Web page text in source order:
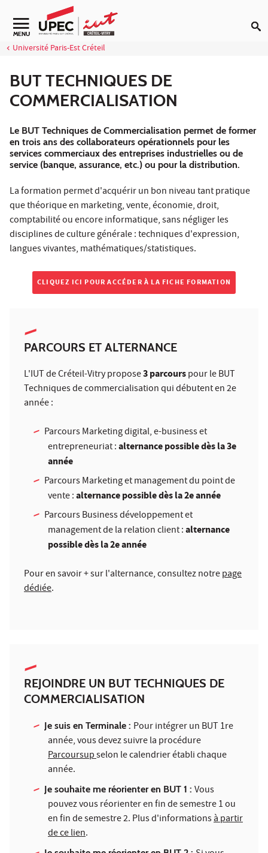
Aller au contenu
Navigation secondaire
MENU
Université Paris-Est Créteil
BUT TECHNIQUES DE
COMMERCIALISATION
Le BUT Techniques de Commercialisation permet de former
en trois ans des collaborateurs opérationnels pour les
services commerciaux des entreprises industrielles ou de
service (banque, assurance, etc.) ou pour la distribution.
La formation permet d'acquérir un bon niveau tant pratique
que théorique en marketing, vente, économie, droit,
comptabilité ou encore informatique, sans négliger les
disciplines de culture générale : techniques d'expression,
langues vivantes, mathématiques/statistiques.
CLIQUEZ ICI POUR ACCÉDER À LA FICHE FORMATION
PARCOURS ET ALTERNANCE
L'IUT de Créteil-Vitry propose3 parcourspour le BUT
Techniques de commercialisation qui débutent en 2e
année :
Parcours Marketing digital, e-business et
entrepreneuriat :alternance possible dès la 3e
année
Parcours Marketing et management du point de
vente :alternance possible dès la 2e année
Parcours Business développement et
management de la relation client :alternance
possible dès la 2e année
Pour en savoir + sur l'alternance, consultez notrepage
dédiée.
REJOINDRE UN BUT TECHNIQUES DE
COMMERCIALISATION
Je suis en Terminale : Pour intégrer un BUT 1re
année, vous devez suivre la procédure
Parcoursupselon le calendrier établi chaque
année.
Je souhaite me réorienter en BUT 1 :Vous
pouvez vous réorienter en fin de semestre 1 ou
en fin de semestre 2. Plus d'informationsà partir
de ce lien.